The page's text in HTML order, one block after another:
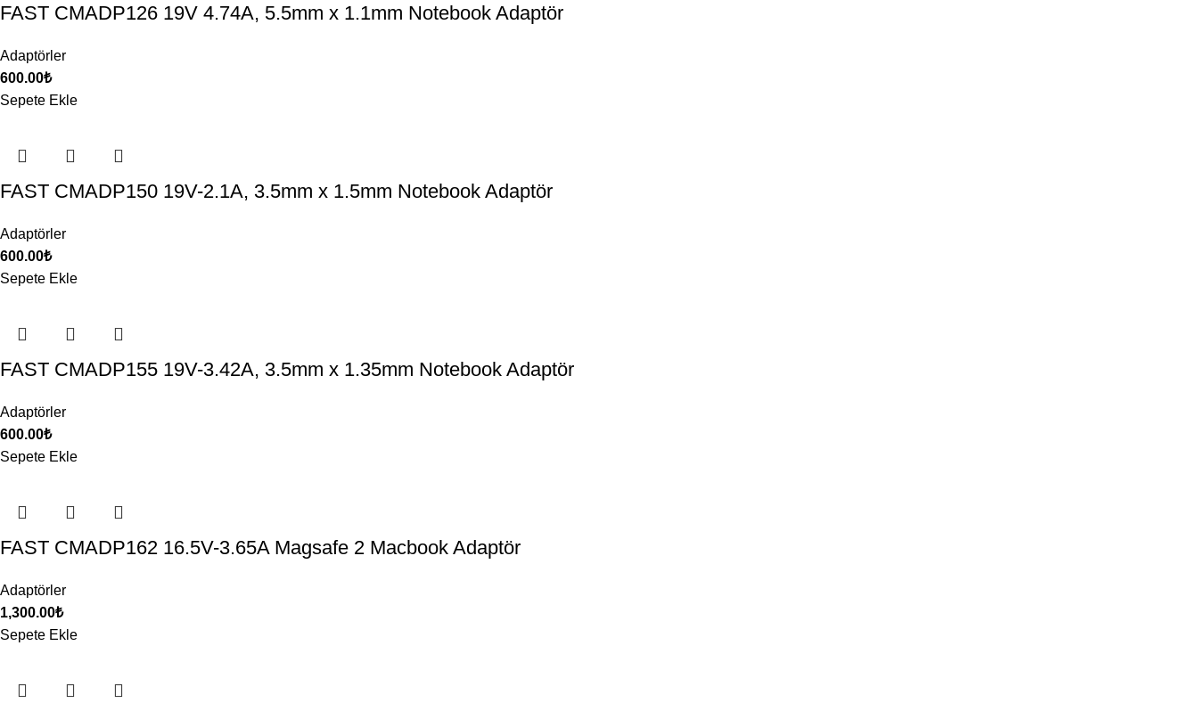
FAST CMADP126 19V 4.74A, 5.5mm x 1.1mm Notebook Adaptör
Adaptörler
600.00₺
Sepete Ekle
FAST CMADP150 19V-2.1A, 3.5mm x 1.5mm Notebook Adaptör
Adaptörler
600.00₺
Sepete Ekle
FAST CMADP155 19V-3.42A, 3.5mm x 1.35mm Notebook Adaptör
Adaptörler
600.00₺
Sepete Ekle
FAST CMADP162 16.5V-3.65A Magsafe 2 Macbook Adaptör
Adaptörler
1,300.00₺
Sepete Ekle